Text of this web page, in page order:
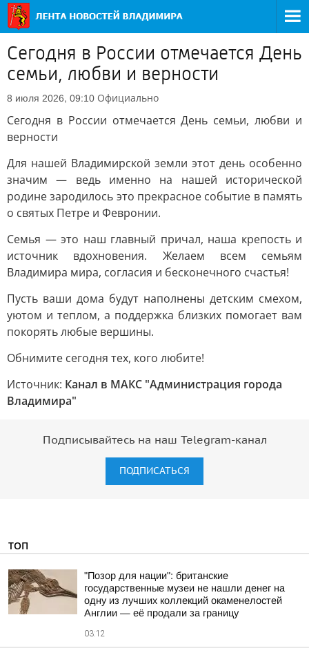
Сегодня в России отмечается День
семьи, любви и верности
8 июля 2026, 09:10 Официально
Сегодня в России отмечается День семьи, любви и
верности
Для нашей Владимирской земли этот день особенно
значим — ведь именно на нашей исторической
родине зародилось это прекрасное событие в память
о святых Петре и Февронии.
Семья — это наш главный причал, наша крепость и
источник вдохновения. Желаем всем семьям
Владимира мира, согласия и бесконечного счастья!
Пусть ваши дома будут наполнены детским смехом,
уютом и теплом, а поддержка близких помогает вам
покорять любые вершины.
Обнимите сегодня тех, кого любите!
Источник: Канал в МАКС "Администрация города
Владимира"
Подписывайтесь на наш Telegram-канал
ПОДПИСАТЬСЯ
ТОП
"Позор для нации": британские
государственные музеи не нашли денег на
одну из лучших коллекций окаменелостей
Англии — её продали за границу
03:12